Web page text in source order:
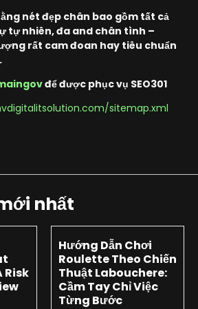
nét đẹp chân bao gồm tất cả
tự nhiên, đa and chân tình –
rất cam đoan hay tiêu chuẩn
để được phục vụ SEO301
sitemap.xml
nhất
Risk
Hướng Dẫn Chơi
Roulette Theo Chiến
Thuật Labouchere:
Cầm Tay Chỉ Việc
Từng Bước